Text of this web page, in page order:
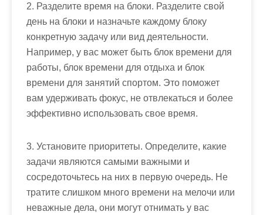
2. Разделите время на блоки. Разделите свой
день на блоки и назначьте каждому блоку
конкретную задачу или вид деятельности.
Например, у вас может быть блок времени для
работы, блок времени для отдыха и блок
времени для занятий спортом. Это поможет
вам удерживать фокус, не отвлекаться и более
эффективно использовать свое время.
3. Установите приоритеты. Определите, какие
задачи являются самыми важными и
сосредоточьтесь на них в первую очередь. Не
тратите слишком много времени на мелочи или
неважные дела, они могут отнимать у вас